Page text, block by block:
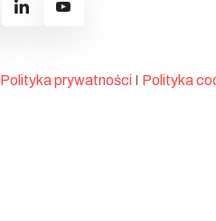
Polityka prywatności I Polityka